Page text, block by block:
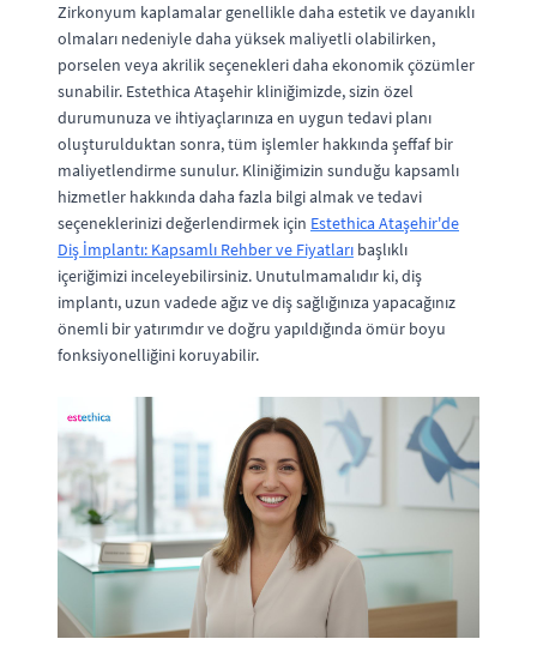
Zirkonyum kaplamalar genellikle daha estetik ve dayanıklı
olmaları nedeniyle daha yüksek maliyetli olabilirken,
porselen veya akrilik seçenekleri daha ekonomik çözümler
sunabilir. Estethica Ataşehir kliniğimizde, sizin özel
durumunuza ve ihtiyaçlarınıza en uygun tedavi planı
oluşturulduktan sonra, tüm işlemler hakkında şeffaf bir
maliyetlendirme sunulur. Kliniğimizin sunduğu kapsamlı
hizmetler hakkında daha fazla bilgi almak ve tedavi
seçeneklerinizi değerlendirmek için Estethica Ataşehir'de
Diş İmplantı: Kapsamlı Rehber ve Fiyatları başlıklı
içeriğimizi inceleyebilirsiniz. Unutulmamalıdır ki, diş
implantı, uzun vadede ağız ve diş sağlığınıza yapacağınız
önemli bir yatırımdır ve doğru yapıldığında ömür boyu
fonksiyonelliğini koruyabilir.